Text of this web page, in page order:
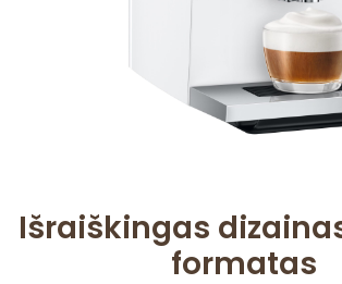
Išraiškingas
formatas